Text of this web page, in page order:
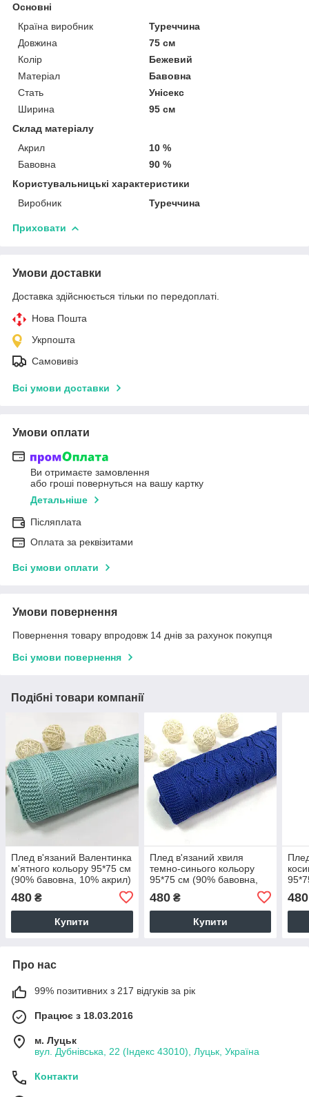
Основні
Країна виробник
Туреччина
Довжина
75 см
Колір
Бежевий
Матеріал
Бавовна
Стать
Унісекс
Ширина
95 см
Склад матеріалу
Акрил
10 %
Бавовна
90 %
Користувальницькі характеристики
Виробник
Туреччина
Приховати
Умови доставки
Доставка здійснюється тільки по передоплаті.
Нова Пошта
Укрпошта
Самовивіз
Всі умови доставки
Умови оплати
Ви отримаєте замовлення
або гроші повернуться на вашу картку
Детальніше
Післяплата
Оплата за реквізитами
Всі умови оплати
Умови повернення
Повернення товару впродовж 14 днів за рахунок покупця
Всі умови повернення
Подібні товари компанії
Плед в'язаний Валентинка
м'ятного кольору 95*75 см
(90% бавовна, 10% акрил)
480 ₴
Купити
Плед в'язаний хвиля
темно-синього кольору
95*75 см (90% бавовна,
480₴
Купити
480
Про нас
99% позитивних з 217 відгуків за рік
Працює з 18.03.2016
м. Луцьк
вул. Дубнівська, 22 (Індекс 43010), Луцьк, Україна
Контакти